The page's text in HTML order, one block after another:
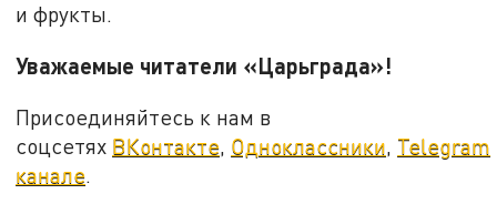
и фрукты.
Уважаемые читатели «Царьграда»!
Присоединяйтесь к нам в
соцсетях ВКонтакте Одноклассники Telegram
канале